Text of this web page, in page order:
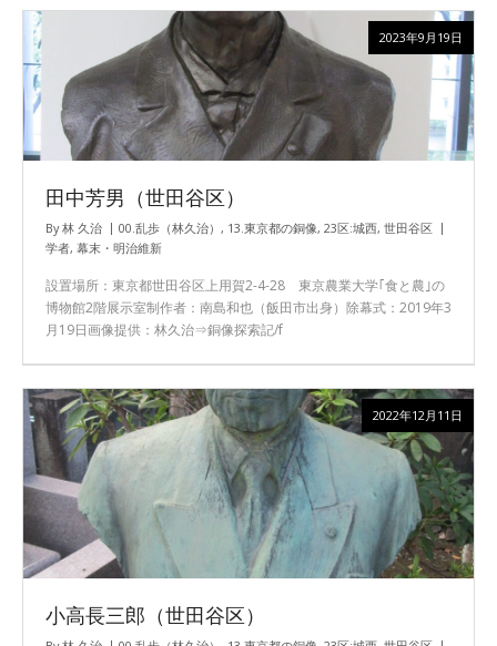
田中芳男（世田谷区）
By林 久治 00.乱歩（林久治） , 13.東京都の銅像, 23区:城西, 世田谷区
学者, 幕末・明治維新
設置場所：東京都世田谷区上用賀2-4-28 東京農業大学｢食と農｣の
博物館2階展示室制作者：南島和也（飯田市出身）除幕式：2019年3
月19日画像提供：林久治⇒銅像探索記/f
2023年9月19日
小高長三郎（世田谷区）
2022年12月11日